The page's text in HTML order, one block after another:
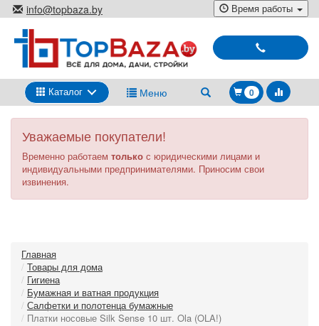
Перейти
к
основному
содержанию
Время работы
info@topbaza.by
г.Минск, ул. Радиальная, 40,
каб. 707-5
Выбирай
ипокупай
Каталог Меню 0
Уважаемые покупатели!
Временно работаем только с юридическими лицами и
индивидуальными предпринимателями. Приносим свои
извинения.
Главная
Товары для дома
Гигиена
Бумажная и ватная продукция
Салфетки и полотенца бумажные
Платки носовые Silk Sense 10 шт. Ola (OLA!)